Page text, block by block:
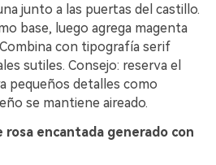
junto a las puertas del castillo.
base, luego agrega magenta
con tipografía serif
sutiles. Consejo: reserva el
pequeños detalles como
se mantiene aireado.
rosa encantada generado con